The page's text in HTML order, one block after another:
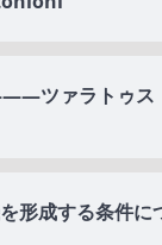
ツァラトゥス
形成する条件に